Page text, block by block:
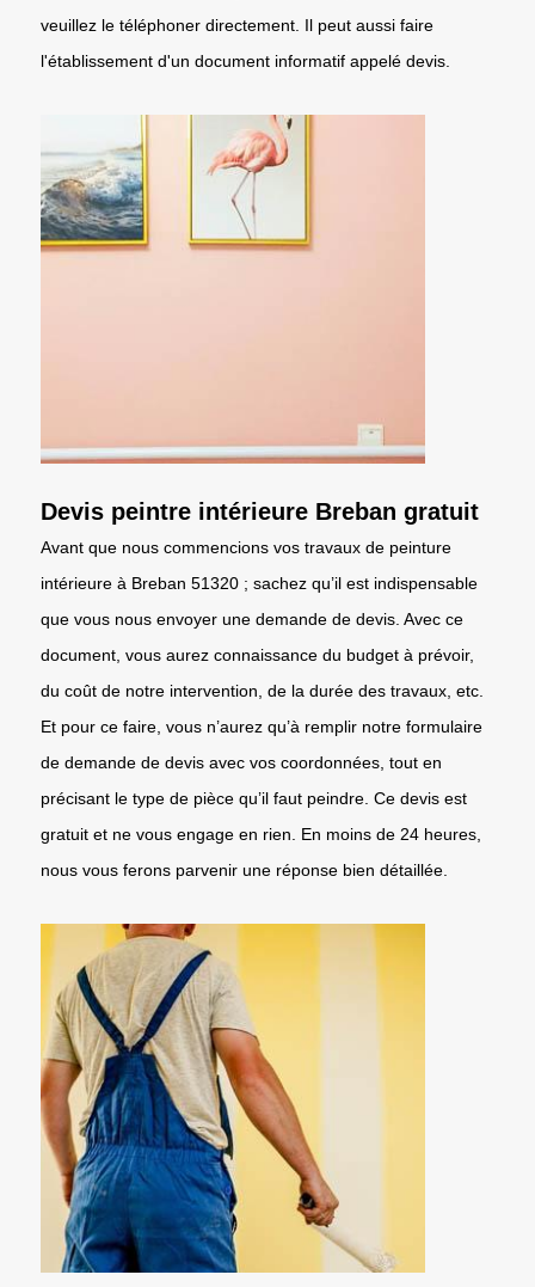
veuillez le téléphoner directement. Il peut aussi faire
l'établissement d'un document informatif appelé devis.
Devis peintre intérieure Breban gratuit
Avant que nous commencions vos travaux de peinture
intérieure à Breban 51320 ; sachez qu’il est indispensable
que vous nous envoyer une demande de devis. Avec ce
document, vous aurez connaissance du budget à prévoir,
du coût de notre intervention, de la durée des travaux, etc.
Et pour ce faire, vous n’aurez qu’à remplir notre formulaire
de demande de devis avec vos coordonnées, tout en
précisant le type de pièce qu’il faut peindre. Ce devis est
gratuit et ne vous engage en rien. En moins de 24 heures,
nous vous ferons parvenir une réponse bien détaillée.